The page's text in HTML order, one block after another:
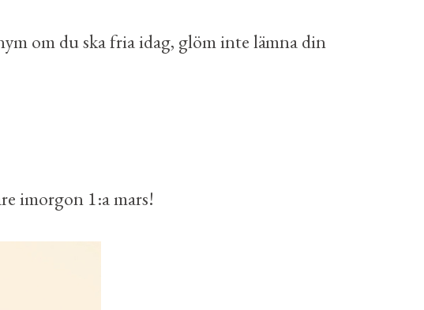
om du ska fria idag, glöm inte lämna din
imorgon 1:a mars!